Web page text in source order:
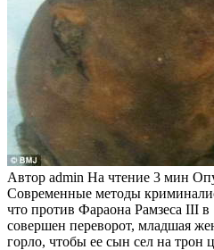
Автор admin На чтение 3 мин
Современные методы
что против Фараона Рамзеса III
совершен переворот, младшая
горло, чтобы ее сын сел на трон